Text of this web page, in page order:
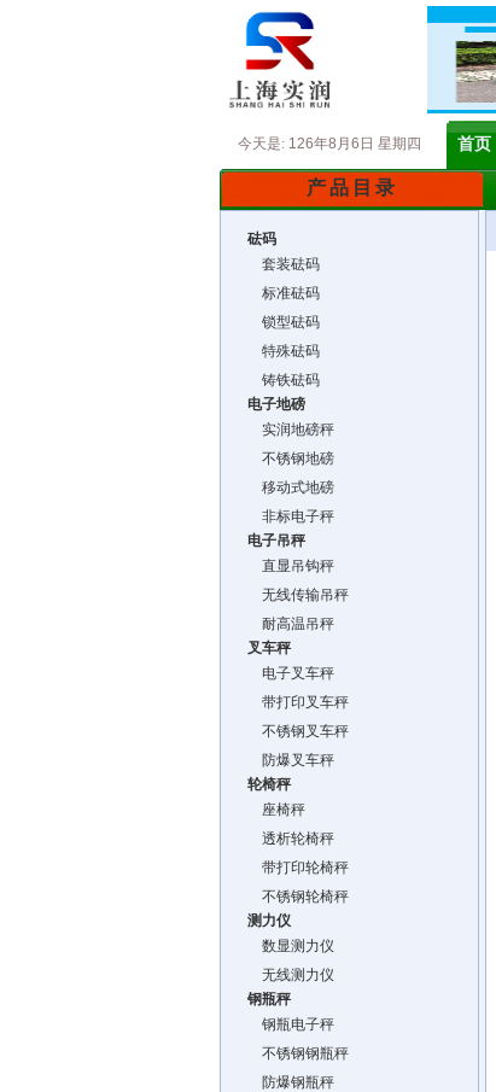
今天是: 126年8月6日 星期四 首页
产品目录
砝码
套装砝码
标准砝码
锁型砝码
特殊砝码
铸铁砝码
电子地磅
实润地磅秤
不锈钢地磅
移动式地磅
非标电子秤
电子吊秤
直显吊钩秤
无线传输吊秤
耐高温吊秤
叉车秤
电子叉车秤
带打印叉车秤
不锈钢叉车秤
防爆叉车秤
轮椅秤
座椅秤
透析轮椅秤
带打印轮椅秤
不锈钢轮椅秤
测力仪
数显测力仪
无线测力仪
钢瓶秤
钢瓶电子秤
不锈钢钢瓶秤
防爆钢瓶秤